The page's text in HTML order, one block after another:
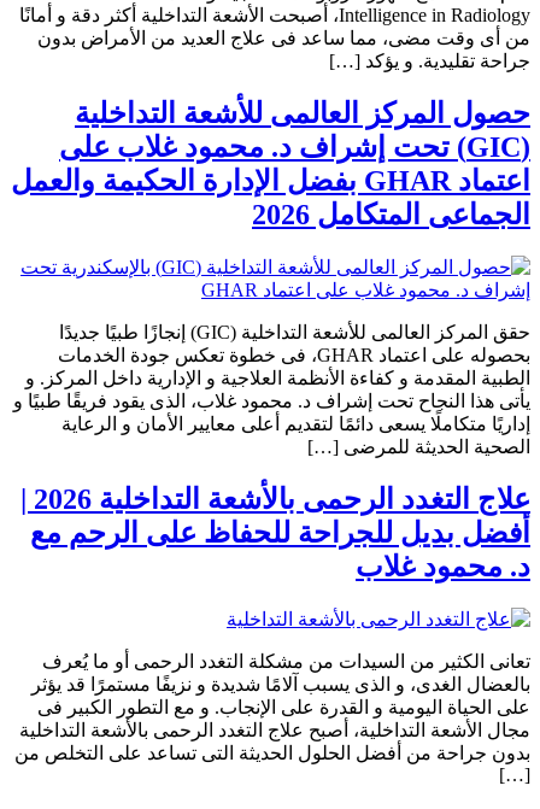
Intelligence in Radiology، أصبحت الأشعة التداخلية أكثر دقة و أمانًا
من أى وقت مضى، مما ساعد فى علاج العديد من الأمراض بدون
جراحة تقليدية. و يؤكد […]
حصول المركز العالمى للأشعة التداخلية
(GIC) تحت إشراف د. محمود غلاب على
اعتماد GHAR بفضل الإدارة الحكيمة والعمل
الجماعى المتكامل 2026
حقق المركز العالمى للأشعة التداخلية (GIC) إنجازًا طبيًا جديدًا
بحصوله على اعتماد GHAR، فى خطوة تعكس جودة الخدمات
الطبية المقدمة و كفاءة الأنظمة العلاجية و الإدارية داخل المركز. و
يأتى هذا النجاح تحت إشراف د. محمود غلاب، الذى يقود فريقًا طبيًا و
إداريًا متكاملًا يسعى دائمًا لتقديم أعلى معايير الأمان و الرعاية
الصحية الحديثة للمرضى […]
علاج التغدد الرحمى بالأشعة التداخلية 2026 |
أفضل بديل للجراحة للحفاظ على الرحم مع
د. محمود غلاب
تعانى الكثير من السيدات من مشكلة التغدد الرحمى أو ما يُعرف
بالعضال الغدى، و الذى يسبب آلامًا شديدة و نزيفًا مستمرًا قد يؤثر
على الحياة اليومية و القدرة على الإنجاب. و مع التطور الكبير فى
مجال الأشعة التداخلية، أصبح علاج التغدد الرحمى بالأشعة التداخلية
بدون جراحة من أفضل الحلول الحديثة التى تساعد على التخلص من
[…]